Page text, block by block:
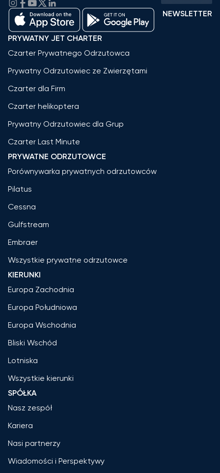
NEWSLETTER
PRYWATNY JET CHARTER
Czarter Prywatnego Odrzutowca
Prywatny Odrzutowiec ze Zwierzętami
Czarter dla Firm
Czarter helikoptera
Prywatny Odrzutowiec dla Grup
Czarter Last Minute
PRYWATNE ODRZUTOWCE
Porównywarka prywatnych odrzutowców
Pilatus
Cessna
Gulfstream
Embraer
Wszystkie prywatne odrzutowce
KIERUNKI
Europa Zachodnia
Europa Południowa
Europa Wschodnia
Bliski Wschód
Lotniska
Wszystkie kierunki
SPÓŁKA
Nasz zespół
Kariera
Nasi partnerzy
Wiadomości i Perspektywy